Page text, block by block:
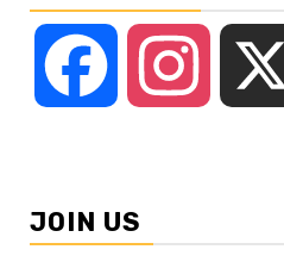
Facebook Instagram
JOIN US